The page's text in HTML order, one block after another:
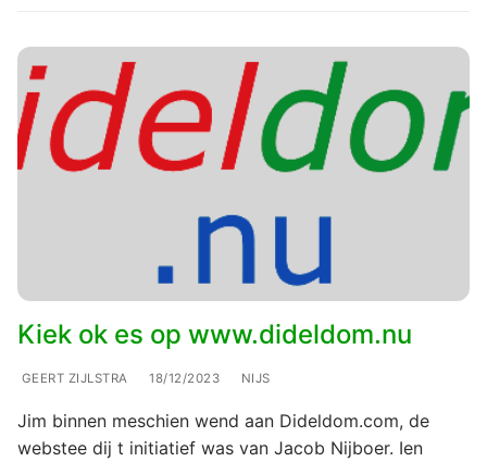
Kiek ok es op www.dideldom.nu
GEERT ZIJLSTRA 18/12/2023 NIJS
Jim binnen meschien wend aan Dideldom.com, de
webstee dij t initiatief was van Jacob Nijboer. Ien